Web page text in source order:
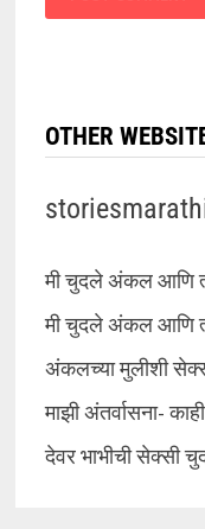
OTHER
मी चुदले अंकल आणि
मी चुदले अंकल आणि
अंकलच्या मुलीशी
माझी अंतर्वासना-
देवर भाभीची सेक्सी